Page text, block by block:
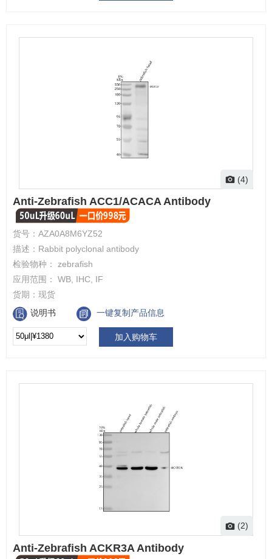
(4)
Anti-Zebrafish ACC1/ACACA Antibody
货号： AZA0A8M6YZ52
描述： Rabbit polyclonal antibody
检验物种： zebrafish
应用范围： WB, IHC, IF
货期： 现货
说明书
一键复制产品信息
加入购物车
(2)
Anti-Zebrafish ACKR3A Antibody